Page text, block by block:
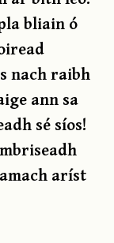
bliain ó
nach raibh
ann sa
sé síos!
aríst